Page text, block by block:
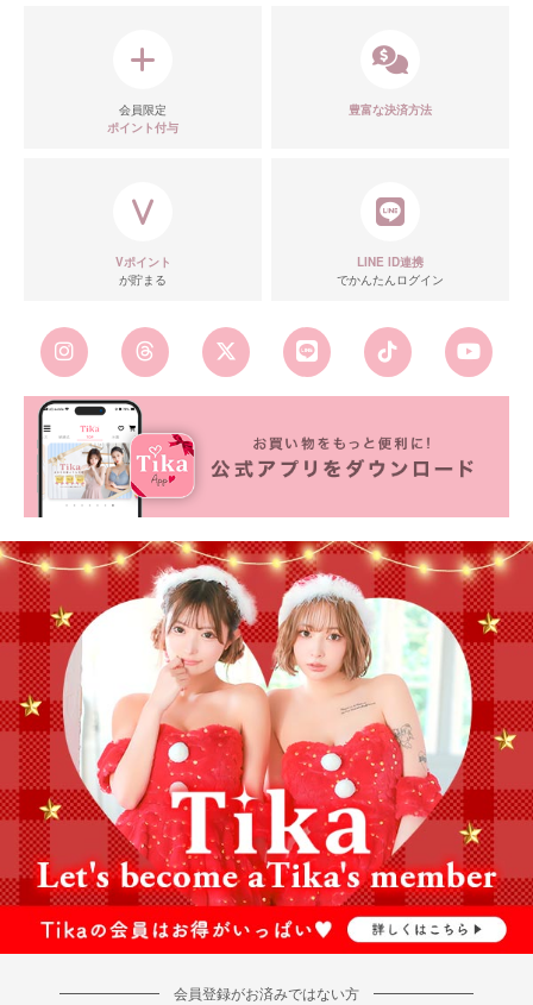
会員限定
ポイント付与
豊富な決済方法
Vポイント
が貯まる
LINE ID連携
でかんたんログイン
会員登録がお済みではない方